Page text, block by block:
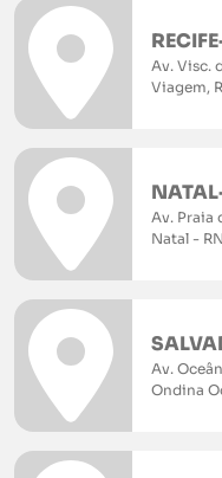
Av. Visc.
Viagem,
Av. Praia
Natal -
Av.
Ondina